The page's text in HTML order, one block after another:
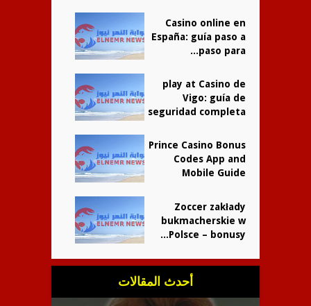
Casino online en
España: guía paso a
paso para...
play at Casino de
Vigo: guía de
seguridad completa
Prince Casino Bonus
Codes App and
Mobile Guide
Zoccer zakłady
bukmacherskie w
Polsce – bonusy...
أحدث المقالات